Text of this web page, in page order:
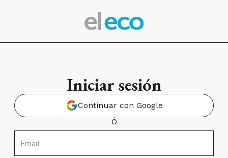
Iniciar sesión
Continuar con Google
Ó
Email